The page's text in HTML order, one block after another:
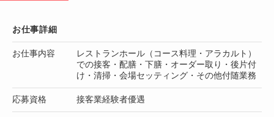
お仕事詳細
お仕事内容
レストランホール（コース料理・アラカルト）
での接客・配膳・下膳・オーダー取り・後片付
け・清掃・会場セッティング・その他付随業務
応募資格 接客業経験者優遇